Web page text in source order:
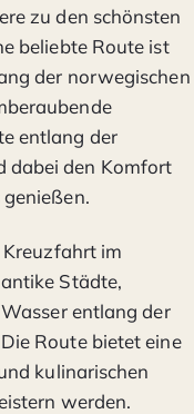
zu den schönsten
beliebte Route ist
der norwegischen
entlang der
dabei den Komfort
im
Städte,
entlang der
Route bietet eine
kulinarischen
werden.